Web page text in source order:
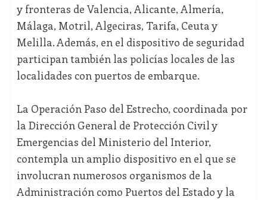
y fronteras de Valencia, Alicante, Almería,
Málaga, Motril, Algeciras, Tarifa, Ceuta y
Melilla. Además, en el dispositivo de seguridad
participan también las policías locales de las
localidades con puertos de embarque.
La Operación Paso del Estrecho, coordinada por
la Dirección General de Protección Civil y
Emergencias del Ministerio del Interior,
contempla un amplio dispositivo en el que se
involucran numerosos organismos de la
Administración como Puertos del Estado y la